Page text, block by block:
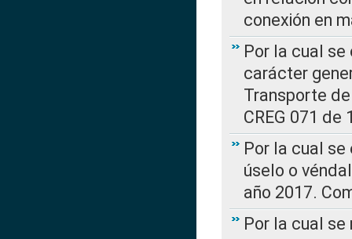
conexión en
Por la cual
carácter
Transporte
CREG 071 de
Por la cual
úselo o
año 2017.
Por la cual se